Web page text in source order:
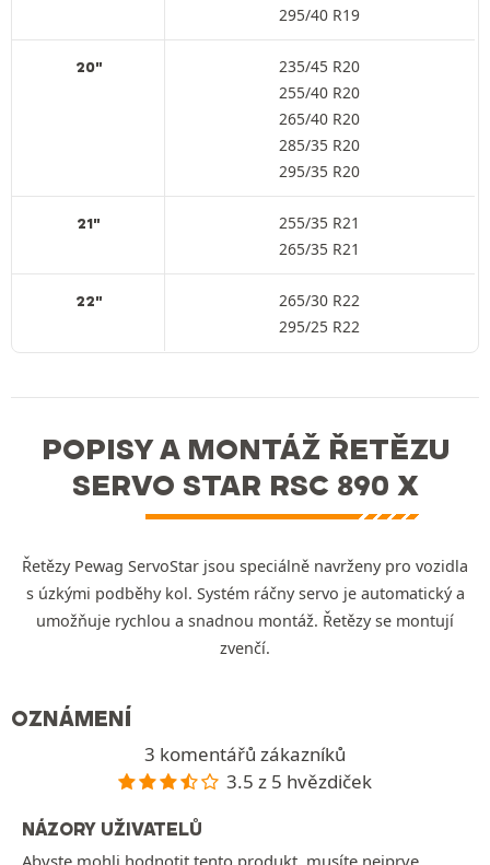
295/40 R19
20"
235/45 R20
255/40 R20
265/40 R20
285/35 R20
295/35 R20
21"
255/35 R21
265/35 R21
22"
265/30 R22
295/25 R22
POPISY A MONTÁŽ ŘETĚZU
SERVO STAR RSC 890 X
Řetězy Pewag ServoStar jsou speciálně navrženy pro vozidla
s úzkými podběhy kol. Systém ráčny servo je automatický a
umožňuje rychlou a snadnou montáž. Řetězy se montují
zvenčí.
OZNÁMENÍ
3 komentářů zákazníků
3.5 z 5 hvězdiček
NÁZORY UŽIVATELŮ